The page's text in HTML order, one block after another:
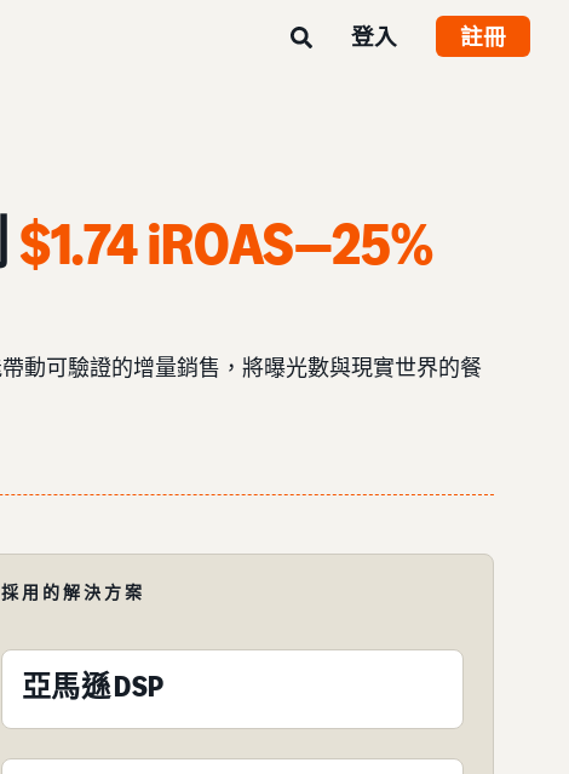
登入 註冊
$1.74 iROAS—25%
動可驗證的增量銷售，將曝光數與現實世界的餐
採用的解決方案
亞馬遜 DSP